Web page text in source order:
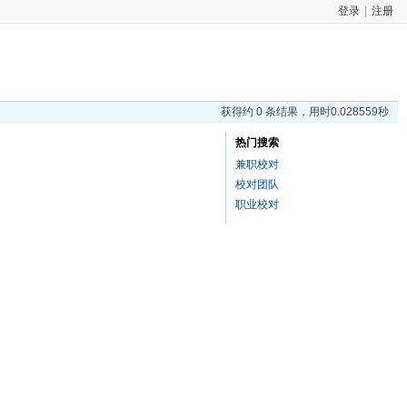
登录 注册
获得约 0 条结果，用时0.028559秒
热门搜索
兼职校对
校对团队
职业校对